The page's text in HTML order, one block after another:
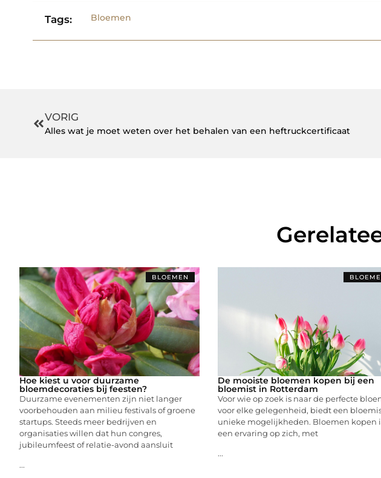
Tags: Bloemen
VORIG
Alles wat je moet weten over het behalen van een heftruckcertificaat
BLOEMEN
Hoe kiest u voor duurzame
bloemdecoraties bij feesten?
Duurzame evenementen zijn niet langer
voorbehouden aan milieu festivals of groene
startups. Steeds meer bedrijven en
organisaties willen dat hun congres,
jubileumfeest of relatie-avond aansluit
...
De mooiste bloemen kopen bij een
bloemist in Rotterdam
Voor wie op zoek is naar de perfecte
voor elke gelegenheid, biedt een
unieke mogelijkheden. Bloemen kopen
een ervaring op zich, met
...